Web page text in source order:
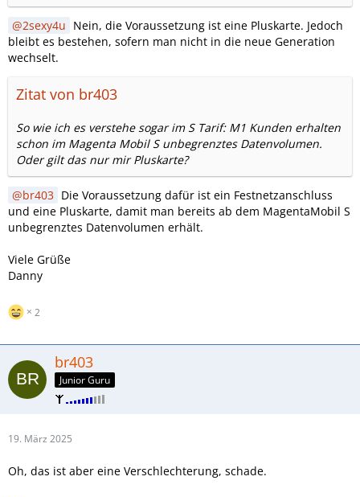
2sexy4u Nein, die Voraussetzung ist eine Pluskarte. Jedoch
bleibt es bestehen, sofern man nicht in die neue Generation
wechselt.
Zitat von br403
So wie ich es verstehe sogar im S Tarif: M1 Kunden erhalten
schon im Magenta Mobil S unbegrenztes Datenvolumen.
Oder gilt das nur mir Pluskarte?
br403 Die Voraussetzung dafür ist ein Festnetzanschluss
und eine Pluskarte, damit man bereits ab dem MagentaMobil S
unbegrenztes Datenvolumen erhält.
Viele Grüße
Danny
2
br403
Junior Guru
19. März 2025
Oh, das ist aber eine Verschlechterung, schade.